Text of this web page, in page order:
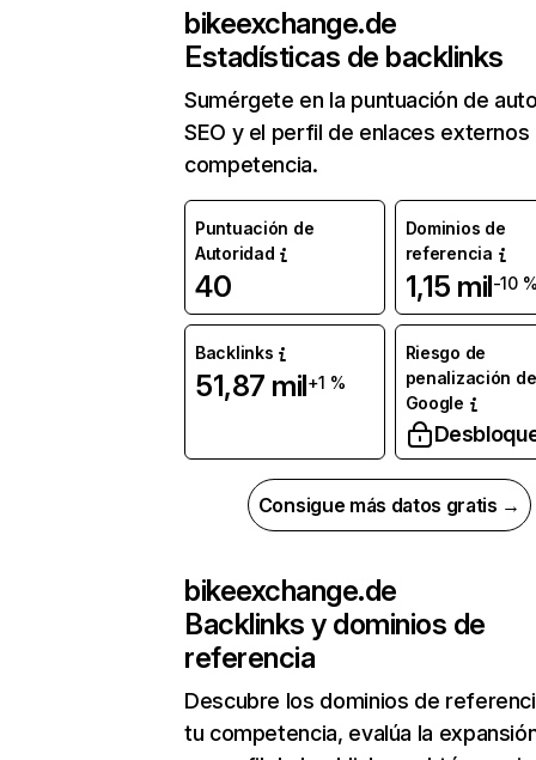
bikeexchange.de
Estadísticas de backlinks
Sumérgete en la puntuación de
SEO y el perfil de enlaces externos
competencia.
Puntuación de
Autoridad
40
Dominios de
referencia
1,15 mil-10
Backlinks
51,87 mil+1 %
Riesgo de
penalización de
Google
Consigue más datos gratis →
bikeexchange.de
Backlinks y dominios de
referencia
Descubre los dominios de
tu competencia, evalúa la